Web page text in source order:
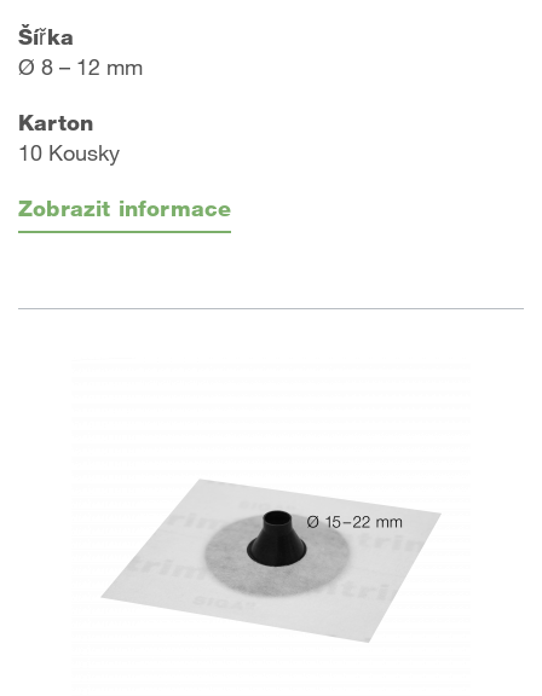
Šířka
Ø 8 – 12 mm
Karton
10 Kousky
Zobrazit informace